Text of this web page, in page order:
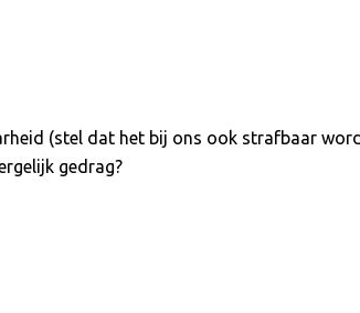
(stel dat het bij ons ook strafbaar
gedrag?